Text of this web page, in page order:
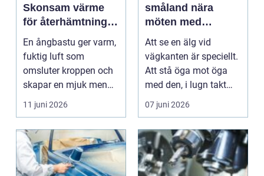
Skonsam värme
för återhämtning,
detox och
vardagslugn
En ångbastu ger varm,
fuktig luft som
omsluter kroppen och
skapar en mjuk men
intensiv
värmeupplevel...
11 juni 2026
småland nära
möten med
skogens konung
Att se en älg vid
vägkanten är speciellt.
Att stå öga mot öga
med den, i lugn takt
och på tryggt avs...
07 juni 2026